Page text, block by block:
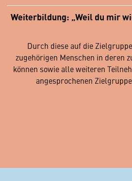
Weiterbildung: „Weil du mir
Durch diese auf die
zugehörigen Menschen in
können sowie alle weiteren
angesprochenen